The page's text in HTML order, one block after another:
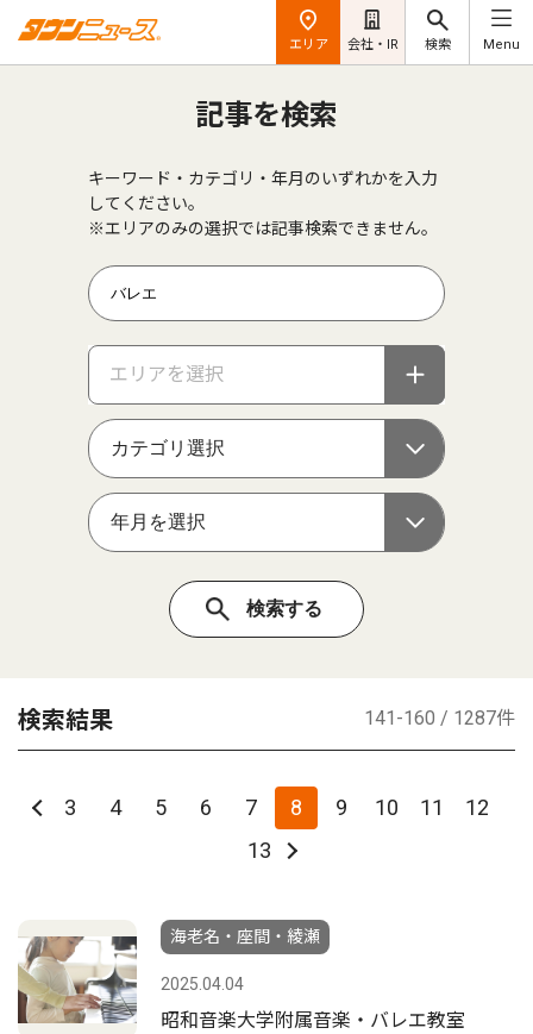
エリア 会社・IR 検索 Menu
記事を検索
キーワード・カテゴリ・年月のいずれかを入力
してください。
※エリアのみの選択では記事検索できません。
エリアを選択
検索結果 141-160 / 1287件
3 4 5 6 7 8 9 10 11
12
13
海老名・座間・綾瀬
2025.04.04
昭和音楽大学附属音楽・バレエ教室